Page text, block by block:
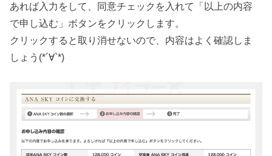
あれば入力をして、同意チェックを入れて「以上の内容
で申し込む」ボタンをクリックします。
クリックすると取り消せないので、内容はよく確認しま
しょう(*´∀`*)